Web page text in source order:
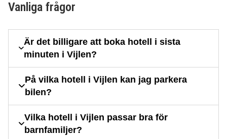
Vanliga frågor
Är det billigare att boka hotell i sista
minuten i Vijlen?
På vilka hotell i Vijlen kan jag parkera
bilen?
Vilka hotell i Vijlen passar bra för
barnfamiljer?